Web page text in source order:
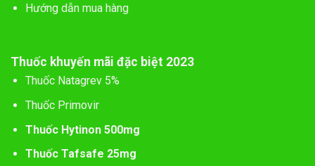
Hướng dẫn mua hàng
Thuốc khuyến mãi đặc biệt 2023
Thuốc Natagrev 5%
Thuốc Primovir
Thuốc Hytinon 500mg
Thuốc Tafsafe 25mg